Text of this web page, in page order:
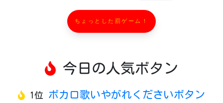
ちょっとした罰ゲーム！
今日の人気ボタン
1位 ボカロ歌いやがれくださいボタン